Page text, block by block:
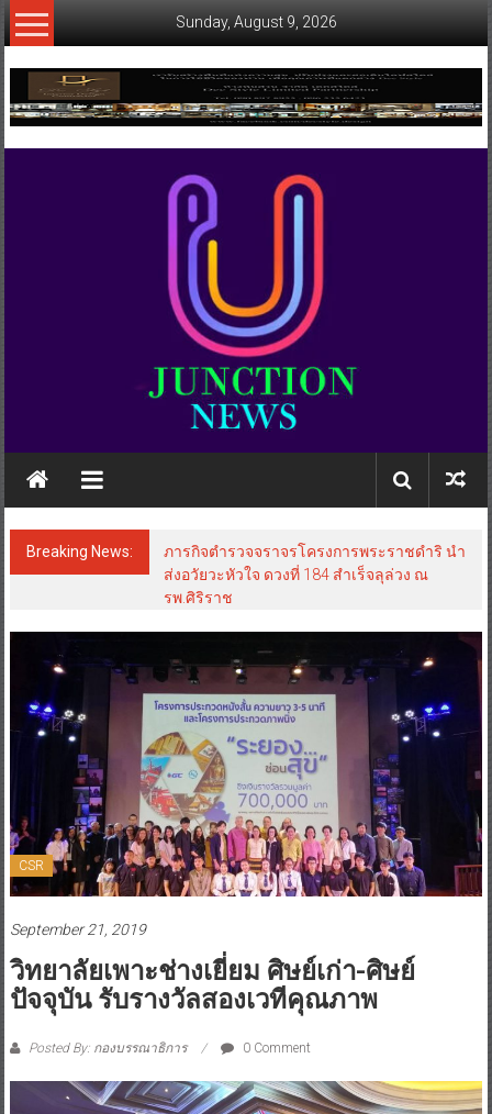
Skip
to
Sunday, August 9, 2026
www.ujunctionnews.com
เว็บ
ข่าว
Breaking News:
ภารกิจตำรวจจราจรโครงการพระราชดำริ นำ
ส่งอวัยวะหัวใจ ดวงที่ 184 สำเร็จลุล่วง ณ
รพ.ศิริราช
CSR
September 21, 2019
วิทยาลัยเพาะช่างเยี่ยม ศิษย์เก่า-ศิษย์
ปัจจุบัน รับรางวัลสองเวทีคุณภาพ
Posted By: กองบรรณาธิการ 0 Comment